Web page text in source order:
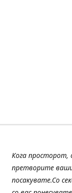
Кога просторот,
претворите
посакувате.Со